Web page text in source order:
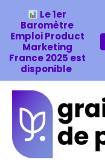
Aller
contenu
Le 1er
Baromètre
Emploi Product
Marketing
France 2025 est
disponible